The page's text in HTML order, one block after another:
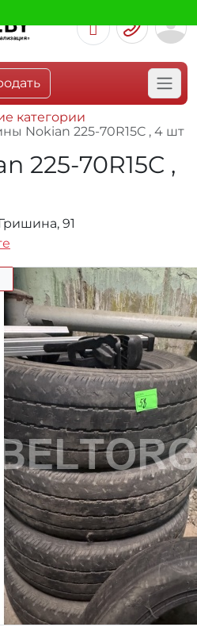
категории
Nokian 225-70R15C , 4 шт
225-70R15C ,
91